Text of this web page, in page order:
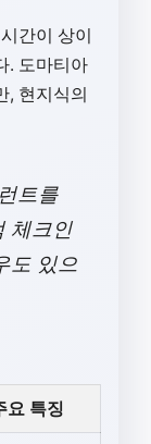
간이 상이
. 도마티아
, 현지식의
트를
체크인
도 있으
요 특징